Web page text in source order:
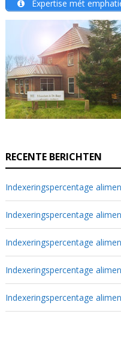
Éxpertise mét
RECENTE BERICHTEN
Indexeringspercentage
Indexeringspercentage
Indexeringspercentage
Indexeringspercentage
Indexeringspercentage